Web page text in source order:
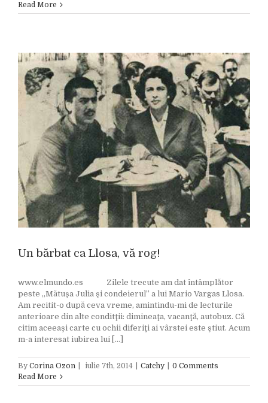
Read More
Un bărbat ca Llosa, vă rog!
www.elmundo.es Zilele trecute am dat întâmplător
peste „Mătuşa Julia şi condeierul” a lui Mario Vargas Llosa.
Am recitit-o după ceva vreme, amintindu-mi de lecturile
anterioare din alte conditţii: dimineaţa, vacanţă, autobuz. Că
citim aceeaşi carte cu ochii diferiţi ai vârstei este ştiut. Acum
m-a interesat iubirea lui [...]
By Corina Ozon iulie 7th, 2014 Catchy
0 Comments
Read More